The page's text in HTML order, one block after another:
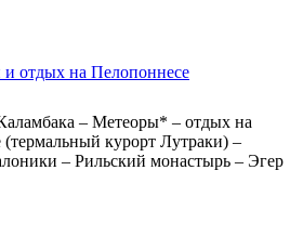
отдых на Пелопоннесе
– Метеоры* – отдых на
курорт Лутраки) –
– Рильский монастырь – Эгер